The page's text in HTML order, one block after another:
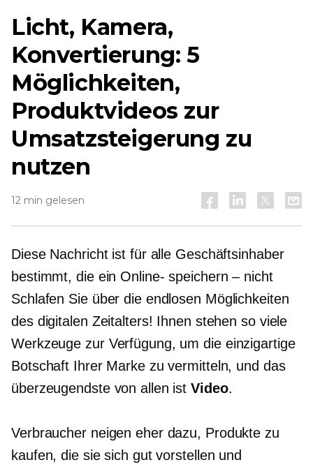
Licht, Kamera,
Konvertierung: 5
Möglichkeiten,
Produktvideos zur
Umsatzsteigerung zu
nutzen
12 min gelesen
Diese Nachricht ist für alle Geschäftsinhaber
bestimmt, die ein Online-speichern – nicht
Schlafen Sie über die endlosen Möglichkeiten
des digitalen Zeitalters! Ihnen stehen so viele
Werkzeuge zur Verfügung, um die einzigartige
Botschaft Ihrer Marke zu vermitteln, und das
überzeugendste von allen istVideo.
Verbraucher neigen eher dazu, Produkte zu
kaufen, die sie sich gut vorstellen und